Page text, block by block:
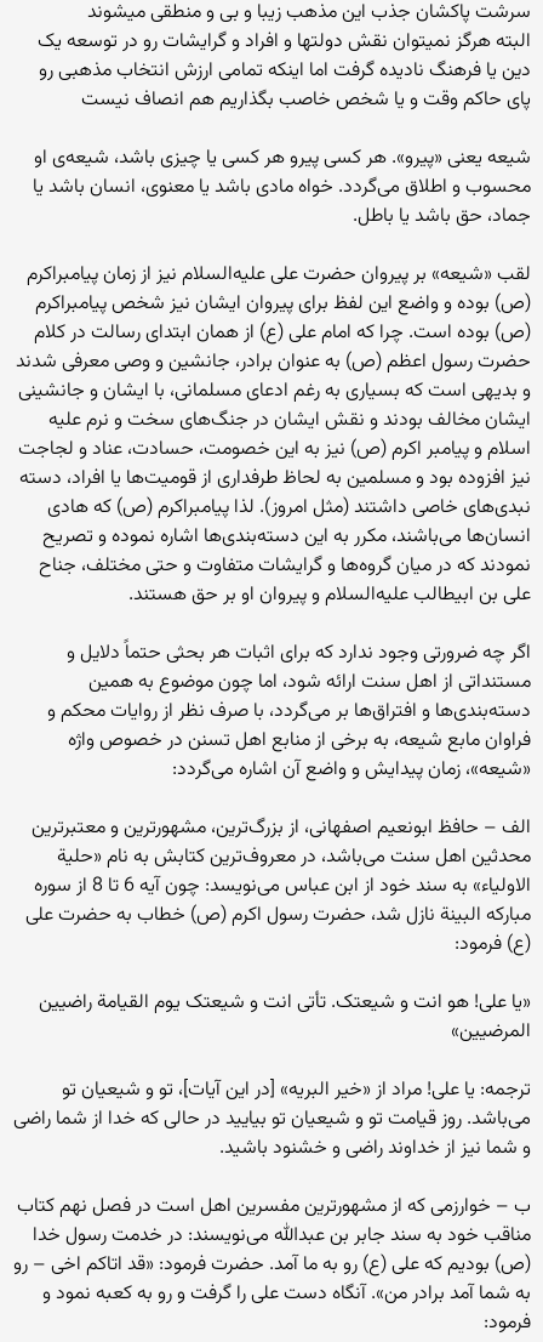
سرشت پاکشان جذب این مذهب زیبا و بی و منطقی میشوند
البته هرگز نمیتوان نقش دولتها و افراد و گرایشات رو در توسعه یک
دین یا فرهنگ نادیده گرفت اما اینکه تمامی ارزش انتخاب مذهبی رو
پای حاکم وقت و یا شخص خاصب بگذاریم هم انصاف نیست
شیعه یعنی «پیرو». هر کسی پیرو هر کسی یا چیزی باشد، شیعه‌ی او
محسوب و اطلاق می‌گردد. خواه مادی باشد یا معنوی، انسان باشد یا
جماد، حق باشد یا باطل.
لقب «شیعه» بر پیروان حضرت علی علیه‌السلام نیز از زمان پیامبراکرم
(ص) بوده و واضع این لفظ برای پیروان ایشان نیز شخص پیامبراکرم
(ص) بوده است. چرا که امام علی (ع) از همان ابتدای رسالت در کلام
حضرت رسول اعظم (ص) به عنوان برادر، جانشین و وصی معرفی شدند
و بدیهی است که بسیاری به رغم ادعای مسلمانی، با ایشان و جانشینی
ایشان مخالف بودند و نقش ایشان در جنگ‌های سخت و نرم علیه
اسلام و پیامبر اکرم (ص) نیز به این خصومت، حسادت، عناد و لجاجت
نیز افزوده بود و مسلمین به لحاظ طرفداری از قومیت‌ها یا افراد، دسته
نبدی‌های خاصی داشتند (مثل امروز). لذا پیامبراکرم (ص) که هادی
انسان‌ها می‌باشند، مکرر به این دسته‌بندی‌ها اشاره نموده و تصریح
نمودند که در میان گروه‌ها و گرایشات متفاوت و حتی مختلف، جناح
علی بن ابیطالب علیه‌السلام و پیروان او بر حق هستند.
اگر چه ضرورتی وجود ندارد که برای اثبات هر بحثی حتماً دلایل و
مستنداتی از اهل سنت ارائه شود، اما چون موضوع به همین
دسته‌بندی‌ها و افتراق‌ها بر می‌گردد، با صرف نظر از روایات محکم و
فراوان مابع شیعه، به برخی از منابع اهل تسنن در خصوص واژه
«شیعه»، زمان پیدایش و واضع آن اشاره می‌گردد:
الف – حافظ ابونعیم اصفهانی، از بزرگ‌ترین، مشهورترین و معتبرترین
محدثین اهل سنت می‌باشد، در معروف‌ترین کتابش به نام «حلیة
الاولیاء» به سند خود از ابن عباس می‌نویسد: چون آیه 6 تا 8 از سوره
مبارکه البینة نازل شد، حضرت رسول اکرم (ص) خطاب به حضرت علی
(ع) فرمود:
«یا علی! هو انت و شیعتک. تأتی انت و شیعتک یوم القیامة راضیین
المرضیین»
ترجمه: یا علی! مراد از «خیر البریه» [در این آیات]، تو و شیعیان تو
می‌باشد. روز قیامت تو و شیعیان تو بیایید در حالی که خدا از شما راضی
و شما نیز از خداوند راضی و خشنود باشید.
ب – خوارزمی که از مشهورترین مفسرین اهل است در فصل نهم کتاب
مناقب خود به سند جابر بن عبدالله می‌نویسند: در خدمت رسول خدا
(ص) بودیم که علی (ع) رو به ما آمد. حضرت فرمود: «قد اتاکم اخی – رو
به شما آمد برادر من». آنگاه دست علی را گرفت و رو به کعبه نمود و
فرمود: